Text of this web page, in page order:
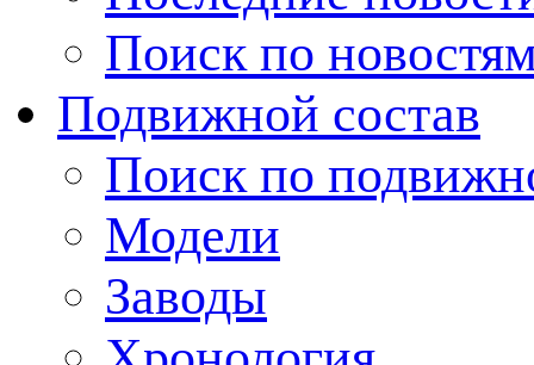
Поиск по
Подвижной состав
Поиск по
Модели
Заводы